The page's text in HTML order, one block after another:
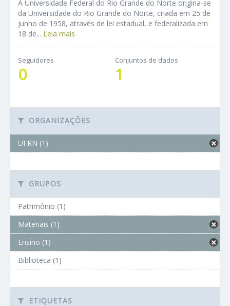
A Universidade Federal do Rio Grande do Norte origina-se
da Universidade do Rio Grande do Norte, criada em 25 de
junho de 1958, através de lei estadual, e federalizada em
18 de... Leia mais
Seguidores
0
Conjuntos de dados
1
ORGANIZAÇÕES
UFRN (1)
GRUPOS
Patrimônio (1)
Materiais (1)
Ensino (1)
Biblioteca (1)
ETIQUETAS